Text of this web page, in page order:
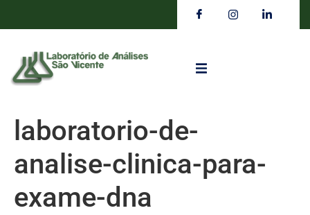
laboratorio-de-
analise-clinica-para-
exame-dna